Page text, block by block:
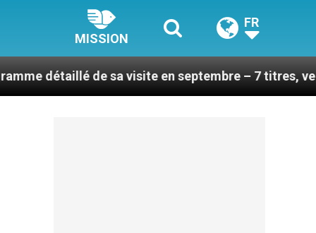
MISSION
FR
de sa visite en septembre – 7 titres, vendredi 7